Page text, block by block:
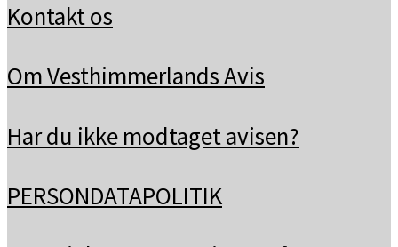
Kontakt os
Om Vesthimmerlands Avis
Har du ikke modtaget avisen?
PERSONDATAPOLITIK